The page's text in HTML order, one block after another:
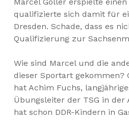
qualifizierte sich damit für
Dresden. Schade, dass es
Qualifizierung zur
Wie sind Marcel und die
dieser Sportart gekommen?
hat Achim Fuchs,
Übungsleiter der TSG in der
hat schon DDR-Kindern in